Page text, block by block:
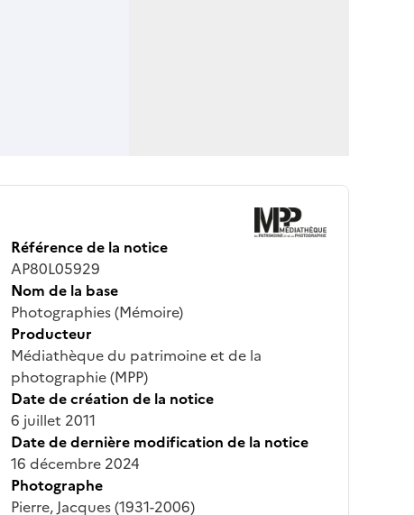
Référence de la notice
AP80L05929
Nom de la base
Photographies (Mémoire)
Producteur
Médiathèque du patrimoine et de la
photographie (MPP)
Date de création de la notice
6 juillet 2011
Date de dernière modification de la notice
16 décembre 2024
Photographe
Pierre, Jacques (1931-2006)